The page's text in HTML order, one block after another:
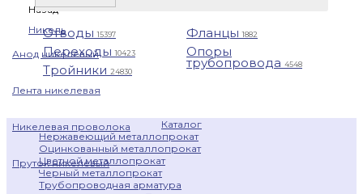
Назад
Никель
Анод никелевый
Лента никелевая
Никелевая проволока
Пруток никелевый
Отводы15397
Переходы10423
Тройники 24830
Фланцы1882
Опоры
трубопровода 4548
Каталог
Нержавеющий металлопрокат
Оцинкованный металлопрокат
Цветной металлопрокат
Черный металлопрокат
Трубопроводная арматура